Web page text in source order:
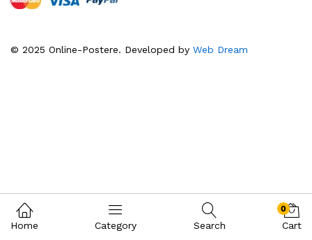
© 2025 Online-Postere. Developed by Web Dream
Home Category Search
0
Cart